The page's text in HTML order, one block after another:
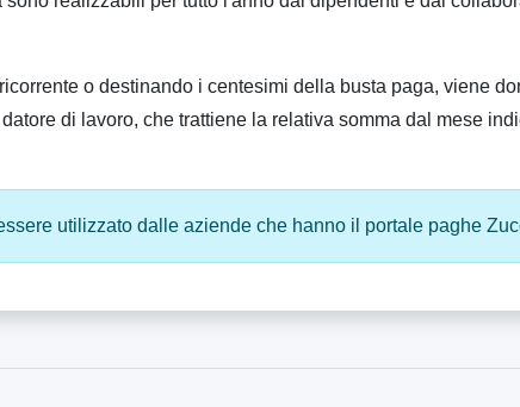
o destinando i centesimi della busta paga, viene
di lavoro, che trattiene la relativa somma dal mese
utilizzato dalle aziende che hanno il portale paghe